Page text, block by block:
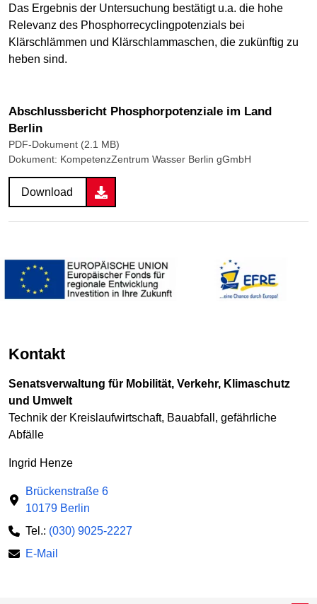
Das Ergebnis der Untersuchung bestätigt u.a. die hohe
Relevanz des Phosphorrecyclingpotenzials bei
Klärschlämmen und Klärschlammaschen, die zukünftig zu
heben sind.
Abschlussbericht Phosphorpotenziale im Land
Berlin
PDF-Dokument (2.1 MB)
Dokument: KompetenzZentrum Wasser Berlin gGmbH
Download
Kontakt
Senatsverwaltung für Mobilität, Verkehr, Klimaschutz
und Umwelt
Technik der Kreislaufwirtschaft, Bauabfall, gefährliche
Abfälle
Ingrid Henze
Brückenstraße 6
10179 Berlin
Tel.: (030) 9025-2227
E-Mail